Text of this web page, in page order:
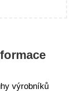
výrobníků